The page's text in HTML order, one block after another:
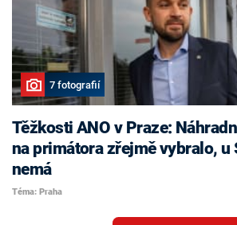
7 fotografií
Těžkosti ANO v Praze:
na primátora zřejmě vybralo, u
nemá
Téma: Praha